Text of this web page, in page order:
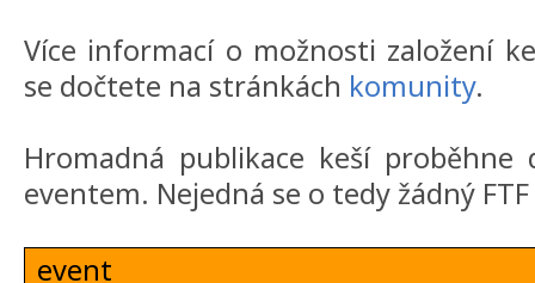
Více informací o možnosti založení
se dočtete na stránkách komunity.
Hromadná publikace keší proběhne
eventem. Nejedná se o tedy žádný
event